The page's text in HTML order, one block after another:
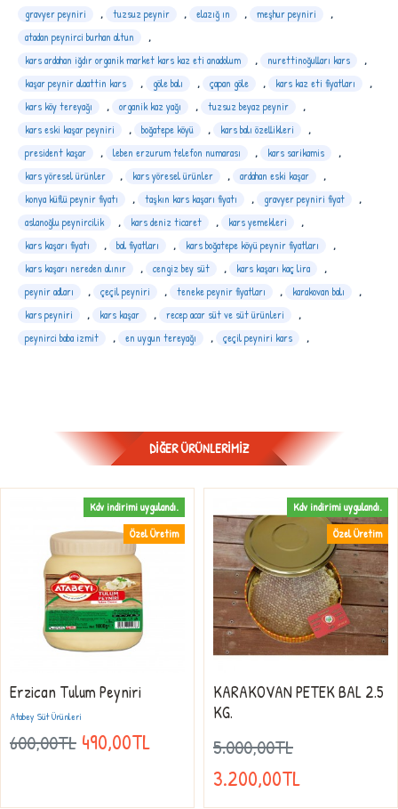
gravyer peyniri
, tuzsuz peynir , elazığ ın , meşhur peyniri
,
atadan peynirci burhan altun
,
kars ardahan iğdır organik market kars kaz eti anadolum
, nurettinoğulları kars
,
kaşar peynir alaattin kars
, göle balı , çapan göle , kars kaz eti fiyatları
,
kars köy tereyağı
, organik kaz yağı , tuzsuz beyaz peynir
,
kars eski kaşar peyniri
, boğatepe köyü , kars balı özellikleri
,
president kaşar
, leben erzurum telefon numarası , kars sarikamis
,
kars yöresel ürünler
, kars yöresel ürünler , ardahan eski kaşar
,
konya küflü peynir fiyatı
, taşkın kars kaşarı fiyatı , gravyer peyniri fiyat
,
aslanoğlu peynircilik
, kars deniz ticaret , kars yemekleri
,
kars kaşarı fiyatı
, bal fiyatları , kars boğatepe köyü peynir fiyatları
,
kars kaşarı nereden alınır
, cengiz bey süt , kars kaşarı kaç lira
,
peynir adları
, çeçil peyniri , teneke peynir fiyatları , karakovan balı
,
kars peyniri
, kars kaşar , recep acar süt ve süt ürünleri
,
peynirci baba izmit
, en uygun tereyağı , çeçil peyniri kars ,
DIĞER ÜRÜNLERIMIZ
Özel Üretim
Kdv indirimi uygulandı.
Atabey Süt Ürünleri
Erzican Tulum Peyniri
600,00TL 490,00TL
Özel Üretim
Kdv indirimi uygulandı.
KARAKOVAN PETEK BAL 2.5
KG.
5.000,00TL
3.200,00TL